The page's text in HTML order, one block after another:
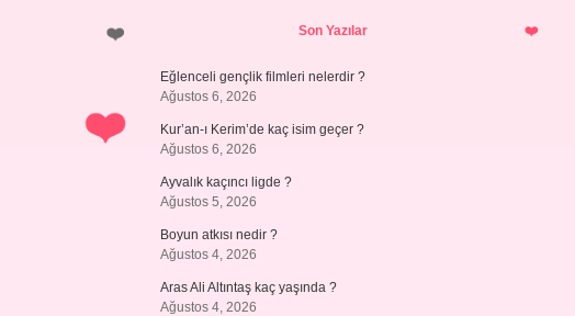
SidebarSon Yazılar
Eğlenceli gençlik filmleri nelerdir ?
Ağustos 6, 2026
Kur’an-ı Kerim’de kaç isim geçer ?
Ağustos 6, 2026
Ayvalık kaçıncı ligde ?
Ağustos 5, 2026
Boyun atkısı nedir ?
Ağustos 4, 2026
Aras Ali Altıntaş kaç yaşında ?
Ağustos 4, 2026